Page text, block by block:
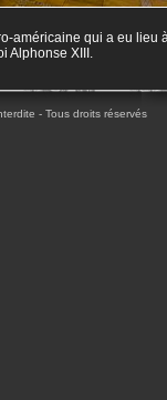
américaine qui a eu lieu
Alphonse XIII.
- Tous droits réservés